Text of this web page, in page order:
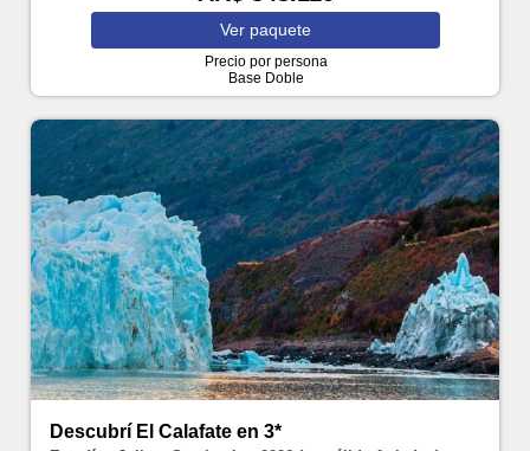
Ver paquete
Precio por persona
Base Doble
Descubrí El Calafate en 3*